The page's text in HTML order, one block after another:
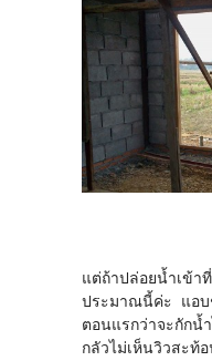
แต่ถ้าปล่อยน้ำเข้า
ประมาณนี้ค่ะ แอบ
ตอนแรกว่าจะกักน้
กลัวไม่เห็นวิวสะท้